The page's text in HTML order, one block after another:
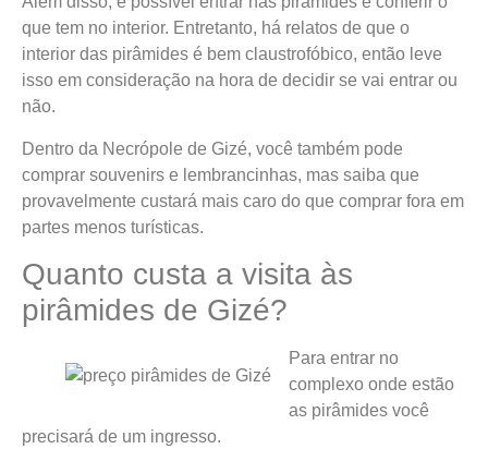
que tem no interior. Entretanto, há relatos de que o
interior das pirâmides é bem claustrofóbico, então leve
isso em consideração na hora de decidir se vai entrar ou
não.
Dentro da Necrópole de Gizé, você também pode
comprar souvenirs e lembrancinhas, mas saiba que
provavelmente custará mais caro do que comprar fora em
partes menos turísticas.
Quanto custa a visita às
pirâmides de Gizé?
Para entrar no
complexo onde estão
as pirâmides você
precisará de um ingresso.